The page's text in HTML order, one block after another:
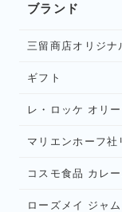
ブランド
三留商店オリジナ
ギフト
レ・ロッケ オリ
マリエンホーフ
コスモ食品 カレ
ローズメイ ジャム